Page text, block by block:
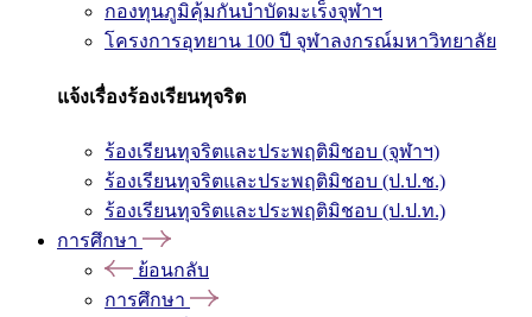
กองทุนภูมิคุ้มกันบำบัดมะเร็งจุฬาฯ
โครงการอุทยาน 100 ปี จุฬาลงกรณ์มหาวิทยาลัย
แจ้งเรื่องร้องเรียนทุจริต
ร้องเรียนทุจริตและประพฤติมิชอบ (จุฬาฯ)
ร้องเรียนทุจริตและประพฤติมิชอบ (ป.ป.ช.)
ร้องเรียนทุจริตและประพฤติมิชอบ (ป.ป.ท.)
การศึกษา
ย้อนกลับ
การศึกษา